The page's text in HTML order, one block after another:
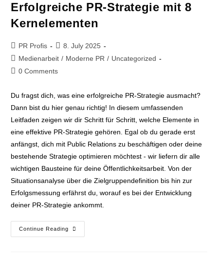
Erfolgreiche PR-Strategie mit 8
Kernelementen
PR Profis
8. July 2025
Medienarbeit / Moderne PR / Uncategorized
0 Comments
Du fragst dich, was eine erfolgreiche PR-Strategie ausmacht?
Dann bist du hier genau richtig! In diesem umfassenden
Leitfaden zeigen wir dir Schritt für Schritt, welche Elemente in
eine effektive PR-Strategie gehören. Egal ob du gerade erst
anfängst, dich mit Public Relations zu beschäftigen oder deine
bestehende Strategie optimieren möchtest - wir liefern dir alle
wichtigen Bausteine für deine Öffentlichkeitsarbeit. Von der
Situationsanalyse über die Zielgruppendefinition bis hin zur
Erfolgsmessung erfährst du, worauf es bei der Entwicklung
deiner PR-Strategie ankommt.
Continue Reading